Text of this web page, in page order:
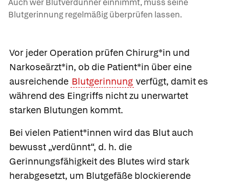
Blutgerinnung regelmäßig überprüfen lassen.
Vor jeder Operation prüfen Chirurg*in und
Narkoseärzt*in, ob die Patient*in über eine
ausreichende Blutgerinnung verfügt, damit es
während des Eingriffs nicht zu unerwartet
starken Blutungen kommt.
Bei vielen Patient*innen wird das Blut auch
bewusst „verdünnt“, d. h. die
Gerinnungsfähigkeit des Blutes wird stark
herabgesetzt, um Blutgefäße blockierende